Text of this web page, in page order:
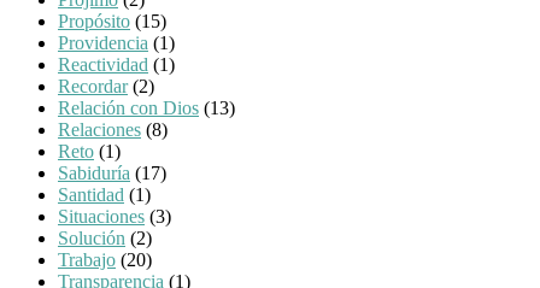
Propósito (15)
Providencia (1)
Reactividad (1)
Recordar(2)
Relación con Dios (13)
Relaciones (8)
Reto (1)
Sabiduría (17)
Santidad (1)
Situaciones (3)
Solución (2)
Trabajo (20)
Transparencia (1)